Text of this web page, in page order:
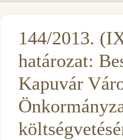
144/2013.
határozat:
Kapuvár